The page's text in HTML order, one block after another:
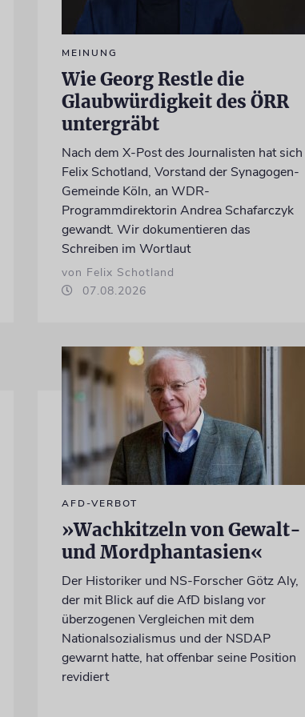
MEINUNG
Wie Georg Restle die
Glaubwürdigkeit des ÖRR
untergräbt
Nach dem X-Post des Journalisten hat sich
Felix Schotland, Vorstand der Synagogen-
Gemeinde Köln, an WDR-
Programmdirektorin Andrea Schafarczyk
gewandt. Wir dokumentieren das
Schreiben im Wortlaut
von Felix Schotland
07.08.2026
AFD-VERBOT
»Wachkitzeln von Gewalt-
und Mordphantasien«
Der Historiker und NS-Forscher Götz Aly,
der mit Blick auf die AfD bislang vor
überzogenen Vergleichen mit dem
Nationalsozialismus und der NSDAP
gewarnt hatte, hat offenbar seine Position
revidiert